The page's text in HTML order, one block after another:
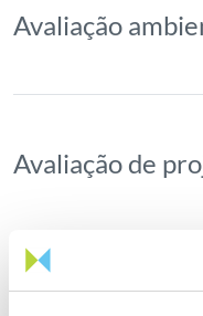
Avaliação
Avaliação de
Redução de